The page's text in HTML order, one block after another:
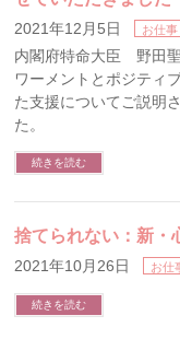
2021年12月5日 お仕事
内閣府特命大臣 野田
ワーメントとポジティ
た支援についてご説明
た。
続きを読む
捨てられない：新・
2021年10月26日 お仕
続きを読む